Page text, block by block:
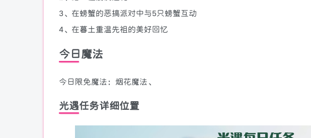
3、在螃蟹的恶搞派对中与5只螃蟹互动
4、在暮土重温先祖的美好回忆
今日魔法
今日限免魔法：烟花魔法、
光遇任务详细位置